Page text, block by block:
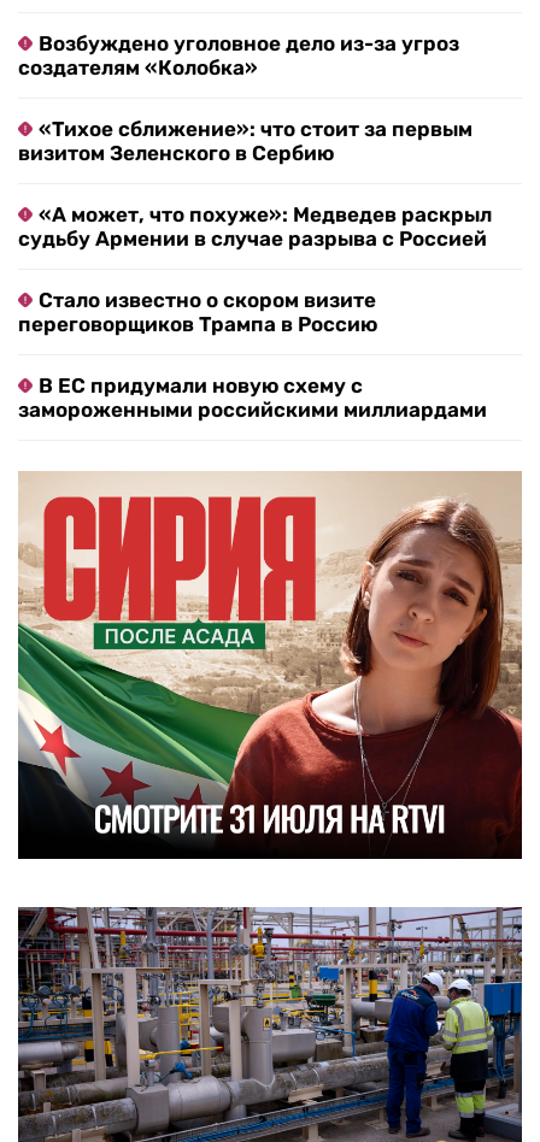
Возбуждено уголовное дело из-за угроз
создателям «Колобка»
«Тихое сближение»: что стоит за первым
визитом Зеленского в Сербию
«А может, что похуже»: Медведев раскрыл
судьбу Армении в случае разрыва с Россией
Стало известно о скором визите
переговорщиков Трампа в Россию
В ЕС придумали новую схему с
замороженными российскими миллиардами